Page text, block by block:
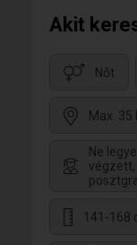
Akit
Nőt
Max.
Ne
141-168